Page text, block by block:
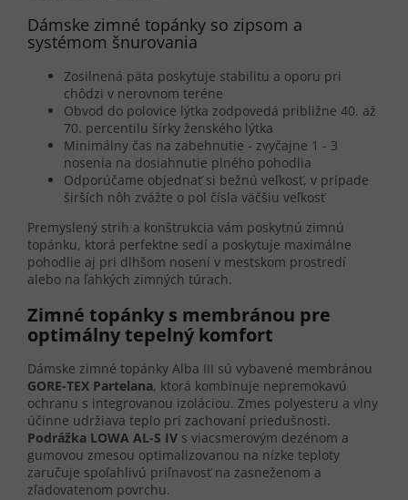
Dámske zimné topánky so zipsom a
systémom šnurovania
Zosilnená päta poskytuje stabilitu a oporu pri
chôdzi v nerovnom teréne
Obvod do polovice lýtka zodpovedá približne 40. až
70. percentilu šírky ženského lýtka
Minimálny čas na zabehnutie - zvyčajne 1 - 3
nosenia na dosiahnutie plného pohodlia
Odporúčame objednať si bežnú veľkosť, v prípade
širších nôh zvážte o pol čísla väčšiu veľkosť
Premyslený strih a konštrukcia vám poskytnú zimnú
topánku, ktorá perfektne sedí a poskytuje maximálne
pohodlie aj pri dlhšom nosení v mestskom prostredí
alebo na ľahkých zimných túrach.
Zimné topánky s membránou pre
optimálny tepelný komfort
Dámske zimné topánky Alba III sú vybavené membránou
GORE-TEX Partelana, ktorá kombinuje nepremokavú
ochranu s integrovanou izoláciou. Zmes polyesteru a vlny
účinne udržiava teplo pri zachovaní priedušnosti.
Podrážka LOWA AL-S IV s viacsmerovým dezénom a
gumovou zmesou optimalizovanou na nízke teploty
zaručuje spoľahlivú priľnavosť na zasneženom a
zľadovatenom povrchu.